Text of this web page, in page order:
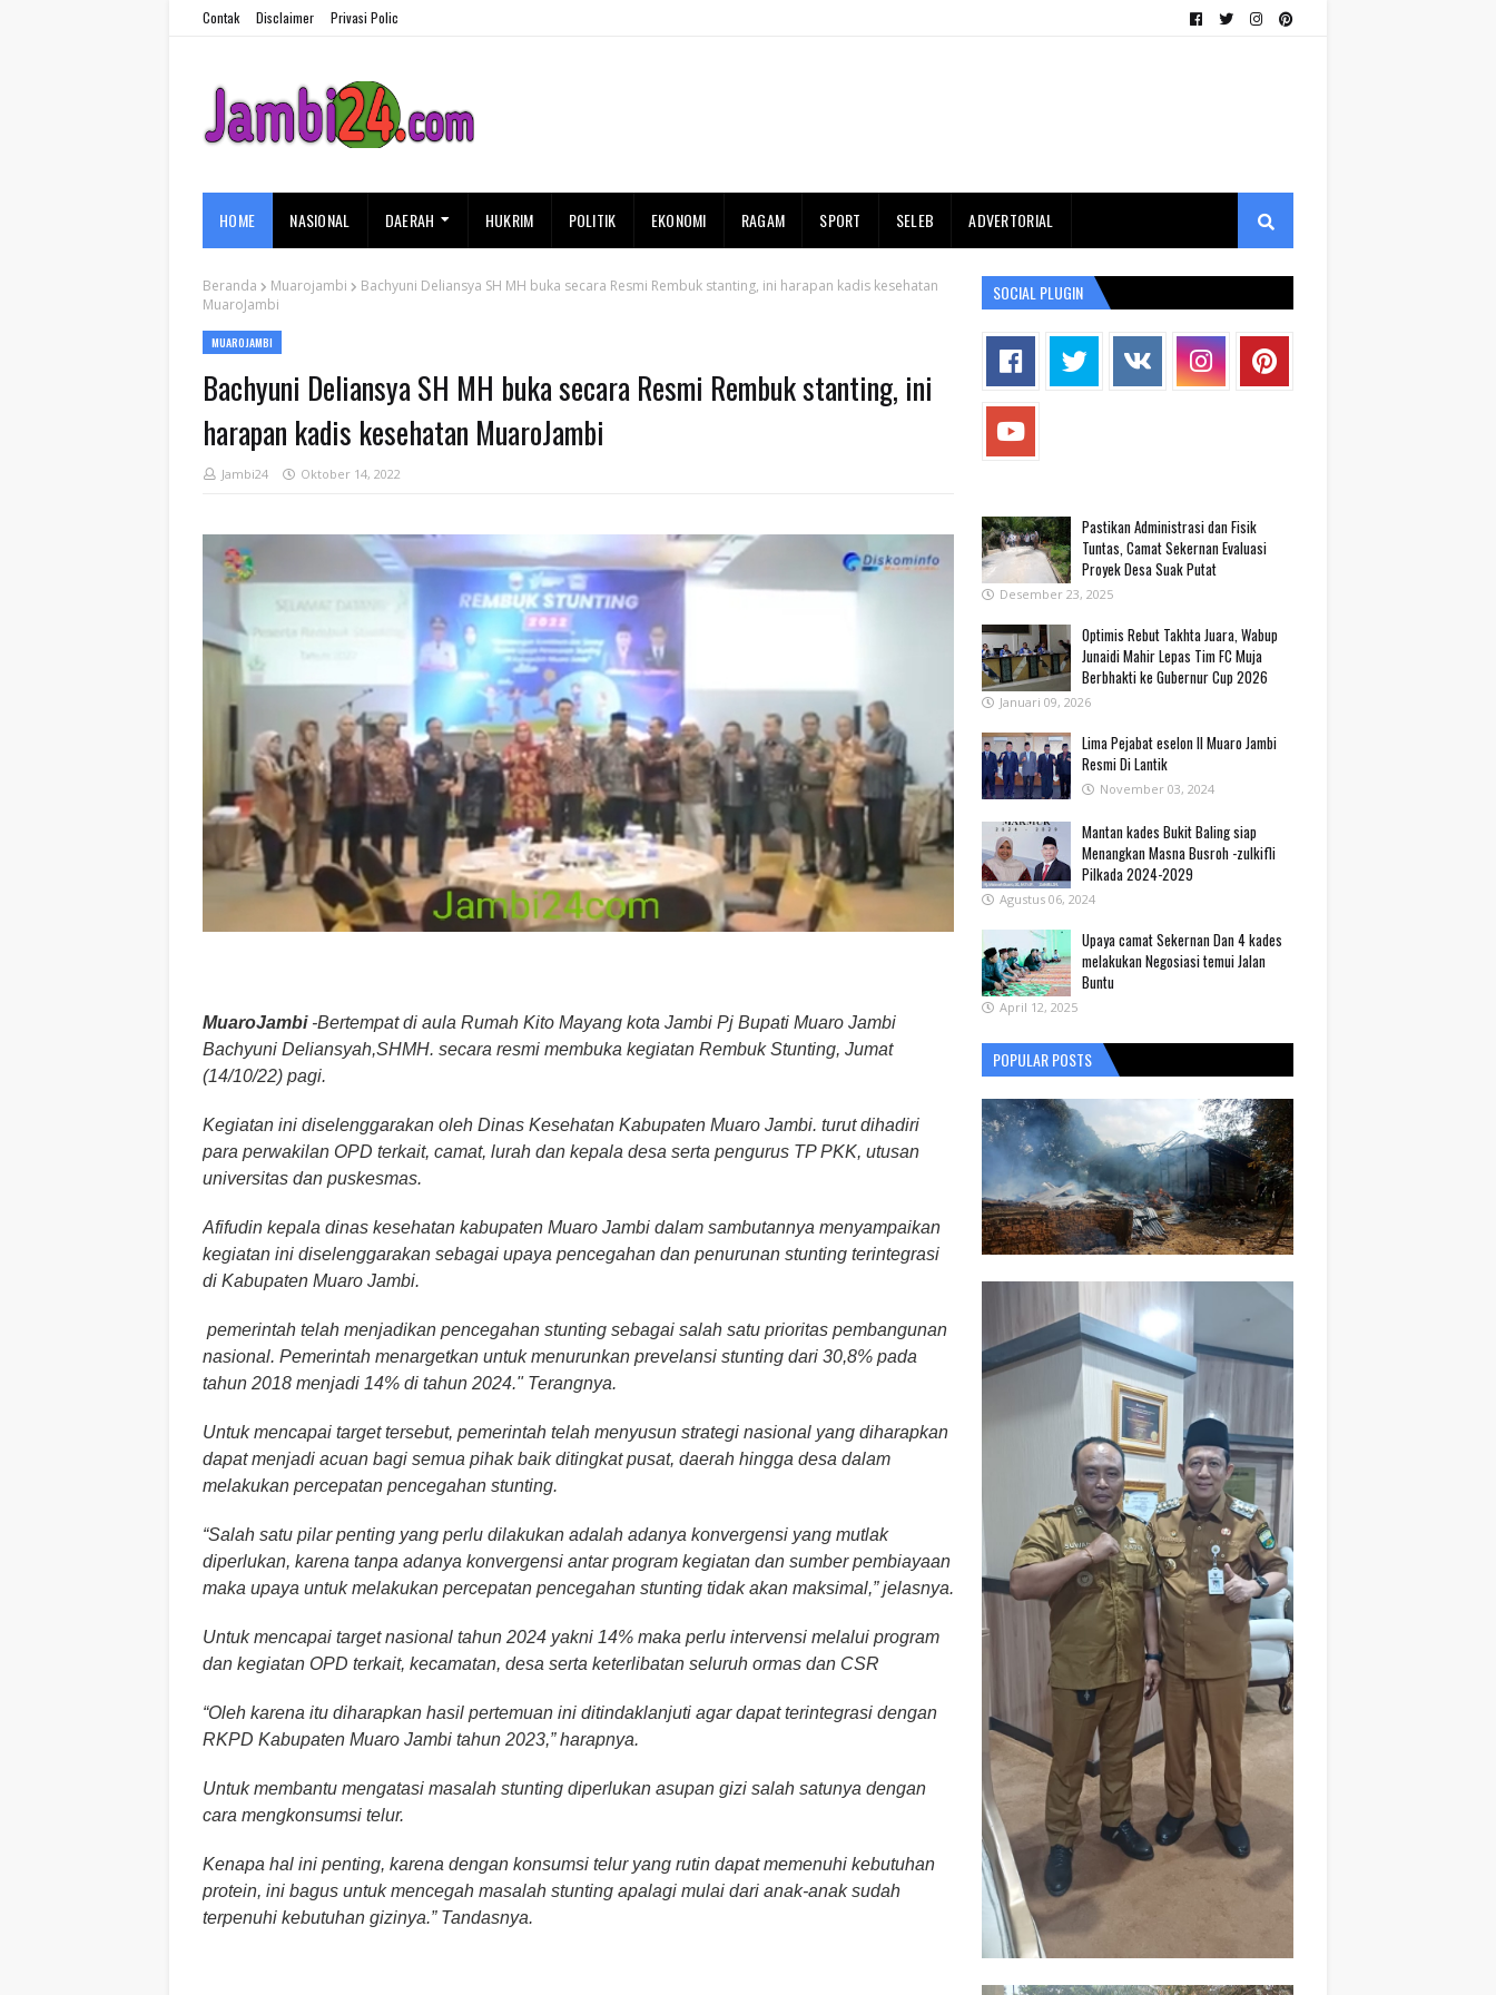
Contak Disclaimer Privasi Polic
HOME NASIONAL DAERAH HUKRIM POLITIK EKONOMI RAGAM SPORT SELEB ADVERTORIAL
Beranda Muarojambi
Bachyuni Deliansya SH MH buka secara Resmi Rembuk stanting, ini harapan kadis kesehatan
MuaroJambi
MUAROJAMBI
Bachyuni Deliansya SH MH buka secara Resmi Rembuk stanting, ini
harapan kadis kesehatan MuaroJambi
Jambi24 Oktober 14, 2022
MuaroJambi-Bertempat di aula Rumah Kito Mayang kota Jambi Pj Bupati Muaro Jambi
Bachyuni Deliansyah,SHMH. secara resmi membuka kegiatan Rembuk Stunting, Jumat
(14/10/22) pagi.
Kegiatan ini diselenggarakan oleh Dinas Kesehatan Kabupaten Muaro Jambi. turut dihadiri
para perwakilan OPD terkait, camat, lurah dan kepala desa serta pengurus TP PKK, utusan
universitas dan puskesmas.
Afifudin kepala dinas kesehatan kabupaten Muaro Jambi dalam sambutannya menyampaikan
kegiatan ini diselenggarakan sebagai upaya pencegahan dan penurunan stunting terintegrasi
di Kabupaten Muaro Jambi.
pemerintah telah menjadikan pencegahan stunting sebagai salah satu prioritas pembangunan
nasional. Pemerintah menargetkan untuk menurunkan prevelansi stunting dari 30,8% pada
tahun 2018 menjadi 14% di tahun 2024." Terangnya.
Untuk mencapai target tersebut, pemerintah telah menyusun strategi nasional yang diharapkan
dapat menjadi acuan bagi semua pihak baik ditingkat pusat, daerah hingga desa dalam
melakukan percepatan pencegahan stunting.
“Salah satu pilar penting yang perlu dilakukan adalah adanya konvergensi yang mutlak
diperlukan, karena tanpa adanya konvergensi antar program kegiatan dan sumber pembiayaan
maka upaya untuk melakukan percepatan pencegahan stunting tidak akan maksimal,” jelasnya.
Untuk mencapai target nasional tahun 2024 yakni 14% maka perlu intervensi melalui program
dan kegiatan OPD terkait, kecamatan, desa serta keterlibatan seluruh ormas dan CSR
“Oleh karena itu diharapkan hasil pertemuan ini ditindaklanjuti agar dapat terintegrasi dengan
RKPD Kabupaten Muaro Jambi tahun 2023,” harapnya.
Untuk membantu mengatasi masalah stunting diperlukan asupan gizi salah satunya dengan
cara mengkonsumsi telur.
Kenapa hal ini penting, karena dengan konsumsi telur yang rutin dapat memenuhi kebutuhan
protein, ini bagus untuk mencegah masalah stunting apalagi mulai dari anak-anak sudah
terpenuhi kebutuhan gizinya.” Tandasnya.
SOCIAL PLUGIN
Pastikan Administrasi dan Fisik
Tuntas, Camat Sekernan Evaluasi
Proyek Desa Suak Putat
Desember 23, 2025
Optimis Rebut Takhta Juara, Wabup
Junaidi Mahir Lepas Tim FC Muja
Berbhakti ke Gubernur Cup 2026
Januari 09, 2026
Lima Pejabat eselon II Muaro Jambi
Resmi Di Lantik
November 03, 2024
Mantan kades Bukit Baling siap
Menangkan Masna Busroh -zulkifli
Pilkada 2024-2029
Agustus 06, 2024
Upaya camat Sekernan Dan 4 kades
melakukan Negosiasi temui Jalan
Buntu
April 12, 2025
POPULAR POSTS